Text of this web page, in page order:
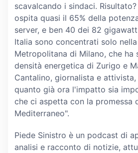
scavalcando i sindaci.
ospita quasi il 65% della
server, e ben 40 dei 82
Italia sono concentrati solo
Metropolitana di Milano, che ha
densità energetica di Zurigo e
Cantalino, giornalista e
quanto già ora l'impatto sia
che ci aspetta con la promessa
Mediterraneo".
Piede Sinistro è un podcast di
analisi e racconto di notizie,